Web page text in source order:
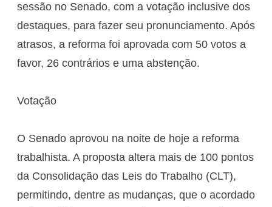
sessão no Senado, com a votação inclusive dos
destaques, para fazer seu pronunciamento. Após
atrasos, a reforma foi aprovada com 50 votos a
favor, 26 contrários e uma abstenção.
Votação
O Senado aprovou na noite de hoje a reforma
trabalhista. A proposta altera mais de 100 pontos
da Consolidação das Leis do Trabalho (CLT),
permitindo, dentre as mudanças, que o acordado